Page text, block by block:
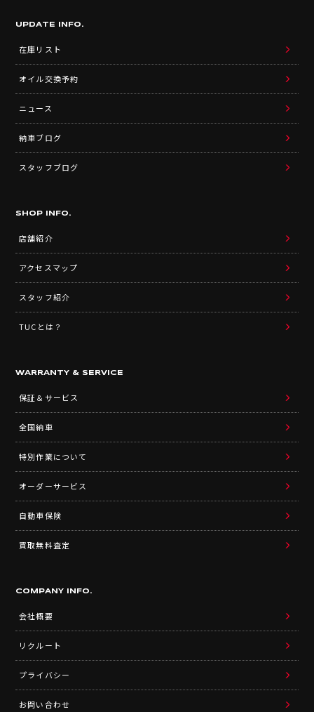
UPDATE INFO.
在庫リスト
オイル交換予約
ニュース
納車ブログ
スタッフブログ
SHOP INFO.
店舗紹介
アクセスマップ
スタッフ紹介
TUCとは？
WARRANTY & SERVICE
保証＆サービス
全国納車
特別作業について
オーダーサービス
自動車保険
買取無料査定
COMPANY INFO.
会社概要
リクルート
プライバシー
お問い合わせ